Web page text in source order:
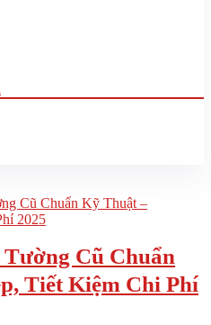
Cũ Chuẩn
Tiết Kiệm Chi Phí